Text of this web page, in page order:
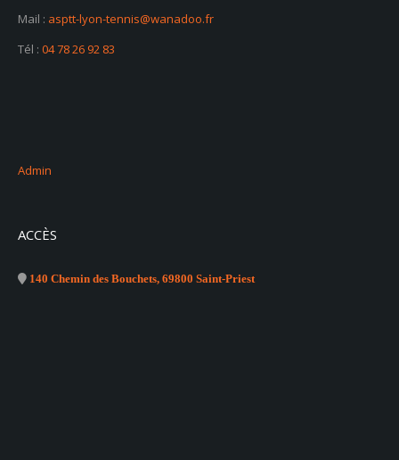
Mail : asptt-lyon-tennis@wanadoo.fr
Tél : 04 78 26 92 83
Admin
ACCÈS
140 Chemin des Bouchets, 69800 Saint-Priest